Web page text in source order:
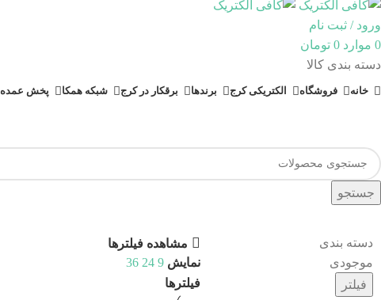
ورود / ثبت نام
0 موارد 0 تومان
دسته بندی کالا
خانه فروشگاه الکتریکی کرج برندها برقکار در کرج شبکه همکا پخش عمده
جستجو
دسته بندی
موجودی
فیلتر
مشاهده فیلترها
نمایش9
24
36
فیلترها